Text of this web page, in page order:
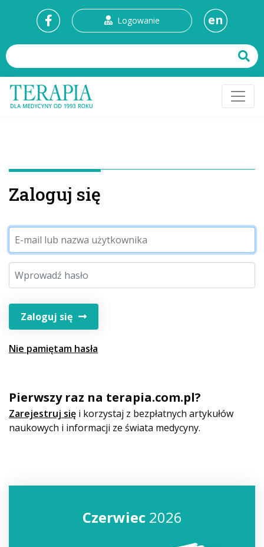
Logowanie en
Zaloguj się
Zaloguj się
Nie pamiętam hasła
Pierwszy raz na terapia.com.pl?
Zarejestruj się i korzystaj z bezpłatnych artykułów
naukowych i informacji ze świata medycyny.
Czerwiec2026